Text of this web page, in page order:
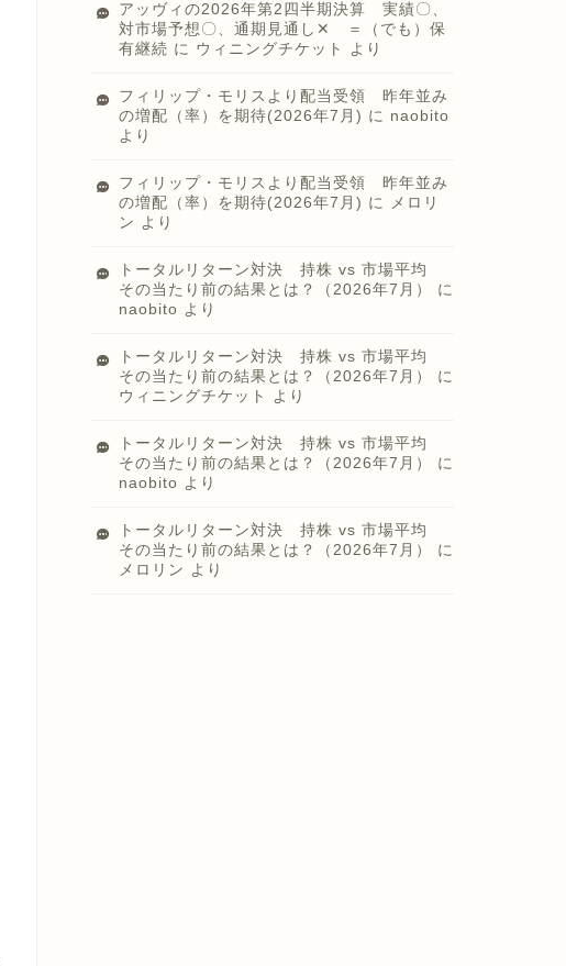
アッヴィの2026年第2四半期決算 実績〇、
対市場予想〇、通期見通し✕ ＝（でも）保
有継続 に ウィニングチケット より
フィリップ・モリスより配当受領 昨年並み
の増配（率）を期待(2026年7月) に naobito
より
フィリップ・モリスより配当受領 昨年並み
の増配（率）を期待(2026年7月) に メロリ
ン より
トータルリターン対決 持株 vs 市場平均
その当たり前の結果とは？（2026年7月）
に
naobito より
トータルリターン対決 持株 vs 市場平均
その当たり前の結果とは？（2026年7月）
に
ウィニングチケット
より
トータルリターン対決 持株 vs 市場平均
その当たり前の結果とは？（2026年7月）
に
naobito より
トータルリターン対決 持株 vs 市場平均
その当たり前の結果とは？（2026年7月）
に
メロリン より